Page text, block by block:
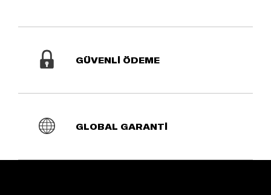
GÜVENLİ ÖDEME
GLOBAL GARANTİ